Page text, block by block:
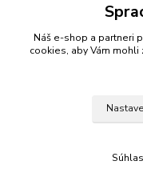
+421 948 776 224
Náš e-shop a partneri
cookies, aby Vám mohli